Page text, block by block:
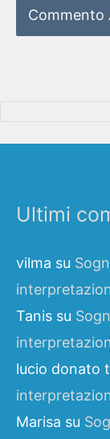
Ultimi
vilma su
Tanis su
lucio donato
Marisa su